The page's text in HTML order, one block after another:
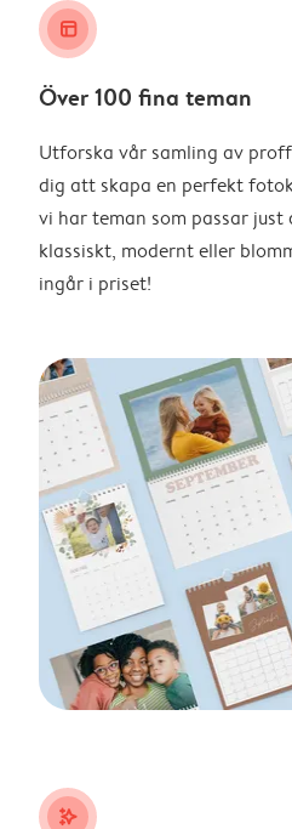
layout_alt
Över 100 fina teman
Utforska vår samling av
dig att skapa en perfekt
vi har teman som passar
klassiskt, modernt eller
ingår i priset!
stars_plus